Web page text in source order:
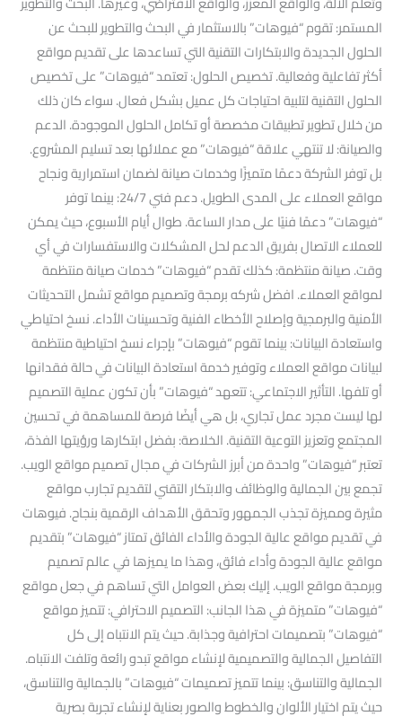
المستمر: تقوم “فيوهات” بالاستثمار في البحث والتطوير للبحث عن
الحلول الجديدة والابتكارات التقنية التي تساعدها على تقديم مواقع
أكثر تفاعلية وفعالية. تخصيص الحلول: تعتمد “فيوهات” على تخصيص
الحلول التقنية لتلبية احتياجات كل عميل بشكل فعال. سواء كان ذلك
من خلال تطوير تطبيقات مخصصة أو تكامل الحلول الموجودة. الدعم
والصيانة: لا تنتهي علاقة “فيوهات” مع عملائها بعد تسليم المشروع.
بل توفر الشركة دعمًا متميزًا وخدمات صيانة لضمان استمرارية ونجاح
مواقع العملاء على المدى الطويل. دعم فني 24/7: بينما توفر
“فيوهات” دعمًا فنيًا على مدار الساعة. طوال أيام الأسبوع، حيث يمكن
للعملاء الاتصال بفريق الدعم لحل المشكلات والاستفسارات في أي
وقت. صيانة منتظمة: كذلك تقدم “فيوهات” خدمات صيانة منتظمة
لمواقع العملاء. افضل شركه برمجة وتصميم مواقع تشمل التحديثات
الأمنية والبرمجية وإصلاح الأخطاء الفنية وتحسينات الأداء. نسخ احتياطي
واستعادة البيانات: بينما تقوم “فيوهات” بإجراء نسخ احتياطية منتظمة
لبيانات مواقع العملاء وتوفير خدمة استعادة البيانات في حالة فقدانها
أو تلفها. التأثير الاجتماعي: تتعهد “فيوهات” بأن تكون عملية التصميم
لها ليست مجرد عمل تجاري، بل هي أيضًا فرصة للمساهمة في تحسين
المجتمع وتعزيز التوعية التقنية. الخلاصة: بفضل ابتكارها ورؤيتها الفذة،
تعتبر “فيوهات” واحدة من أبرز الشركات في مجال تصميم مواقع الويب.
تجمع بين الجمالية والوظائف والابتكار التقني لتقديم تجارب مواقع
مثيرة ومميزة تجذب الجمهور وتحقق الأهداف الرقمية بنجاح. فيوهات
في تقديم مواقع عالية الجودة والأداء الفائق تمتاز “فيوهات” بتقديم
مواقع عالية الجودة وأداء فائق، وهذا ما يميزها في عالم تصميم
وبرمجة مواقع الويب. إليك بعض العوامل التي تساهم في جعل مواقع
“فيوهات” متميزة في هذا الجانب: التصميم الاحترافي: تتميز مواقع
“فيوهات” بتصميمات احترافية وجذابة. حيث يتم الانتباه إلى كل
التفاصيل الجمالية والتصميمية لإنشاء مواقع تبدو رائعة وتلفت الانتباه.
الجمالية والتناسق: بينما تتميز تصميمات “فيوهات” بالجمالية والتناسق،
حيث يتم اختيار الألوان والخطوط والصور بعناية لإنشاء تجربة بصرية